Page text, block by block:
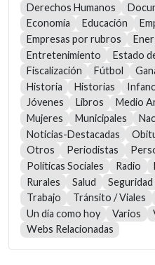
Derechos Humanos
Economía
Educación
Empresas por rubros
Entretenimiento
Estado
Fiscalización
Fútbol
Historia
Historias
Jóvenes
Libros Medio
Mujeres
Municipales
Noticias-Destacadas
Otros
Periodistas
Políticas Sociales
Radio
Rurales
Salud Seguridad
Trabajo
Tránsito / Viales
Un día como hoy
Varios
Webs Relacionadas